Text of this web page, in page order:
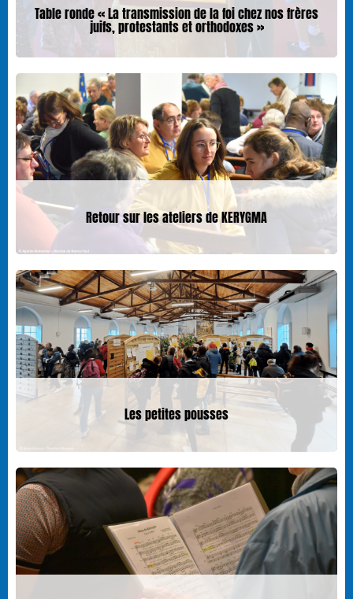
Table ronde « La transmission de la foi chez nos frères
juifs, protestants et orthodoxes »
Retour sur les ateliers de KERYGMA
Les petites pousses